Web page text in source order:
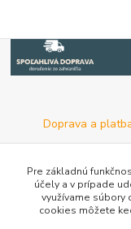
Doprava a
Tel:+420
Email:
Pre základnú
účely a v prípade
využívame súbory
cookies môžete